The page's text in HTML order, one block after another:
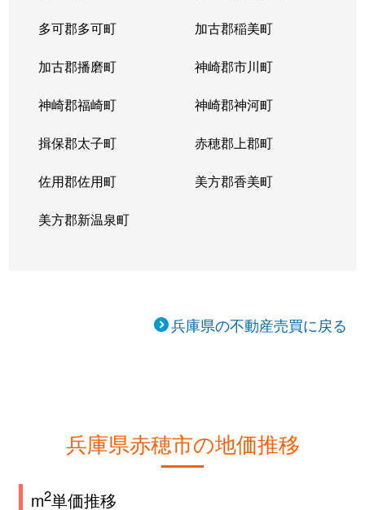
多可郡多可町 加古郡稲美町
加古郡播磨町 神崎郡市川町
神崎郡福崎町 神崎郡神河町
揖保郡太子町 赤穂郡上郡町
佐用郡佐用町 美方郡香美町
美方郡新温泉町
兵庫県の不動産売買に戻る
兵庫県赤穂市の地価推移
m2単価推移